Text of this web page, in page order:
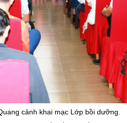
cảnh khai mạc Lớp bồi dưỡng.